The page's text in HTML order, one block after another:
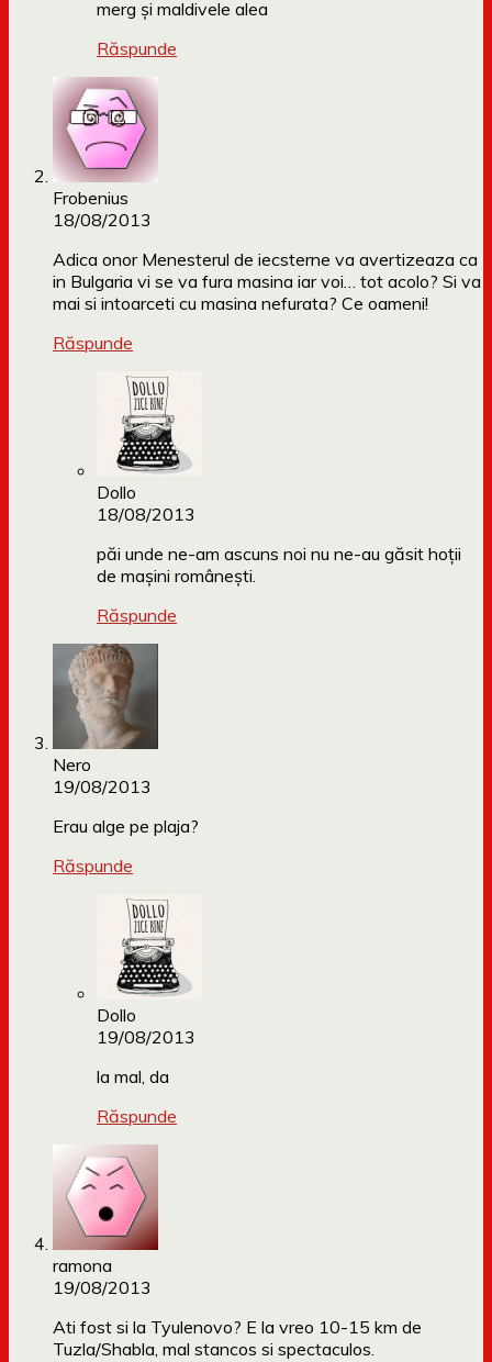
merg și maldivele alea
Răspunde
Frobenius
18/08/2013
Adica onor Menesterul de iecsterne va avertizeaza ca
in Bulgaria vi se va fura masina iar voi… tot acolo? Si va
mai si intoarceti cu masina nefurata? Ce oameni!
Răspunde
Dollo
18/08/2013
păi unde ne-am ascuns noi nu ne-au găsit hoții
de mașini românești.
Răspunde
Nero
19/08/2013
Erau alge pe plaja?
Răspunde
Dollo
19/08/2013
la mal, da
Răspunde
ramona
19/08/2013
Ati fost si la Tyulenovo? E la vreo 10-15 km de
Tuzla/Shabla, mal stancos si spectaculos.